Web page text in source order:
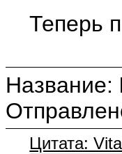
Теперь
Название:
Цитата: